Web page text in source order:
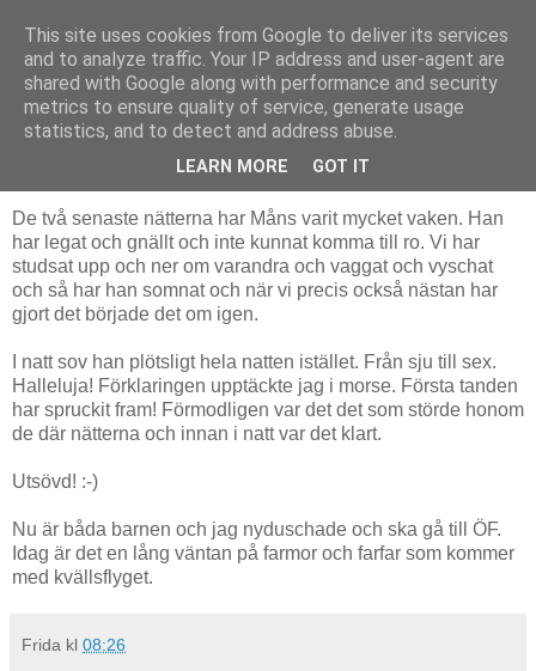
Livsdans
fredag 1 oktober 2010
Ett första risgryn
De två senaste nätterna har Måns varit mycket vaken. Han
har legat och gnällt och inte kunnat komma till ro. Vi har
studsat upp och ner om varandra och vaggat och vyschat
och så har han somnat och när vi precis också nästan har
gjort det började det om igen.
I natt sov han plötsligt hela natten istället. Från sju till sex.
Halleluja! Förklaringen upptäckte jag i morse. Första tanden
har spruckit fram! Förmodligen var det det som störde honom
de där nätterna och innan i natt var det klart.
Utsövd! :-)
Nu är båda barnen och jag nyduschade och ska gå till ÖF.
Idag är det en lång väntan på farmor och farfar som kommer
med kvällsflyget.
Frida kl 08:26
This site uses cookies from Google to deliver its services
and to analyze traffic. Your IP address and user-agent are
shared with Google along with performance and security
metrics to ensure quality of service, generate usage
statistics, and to detect and address abuse.
LEARN MORE GOT IT